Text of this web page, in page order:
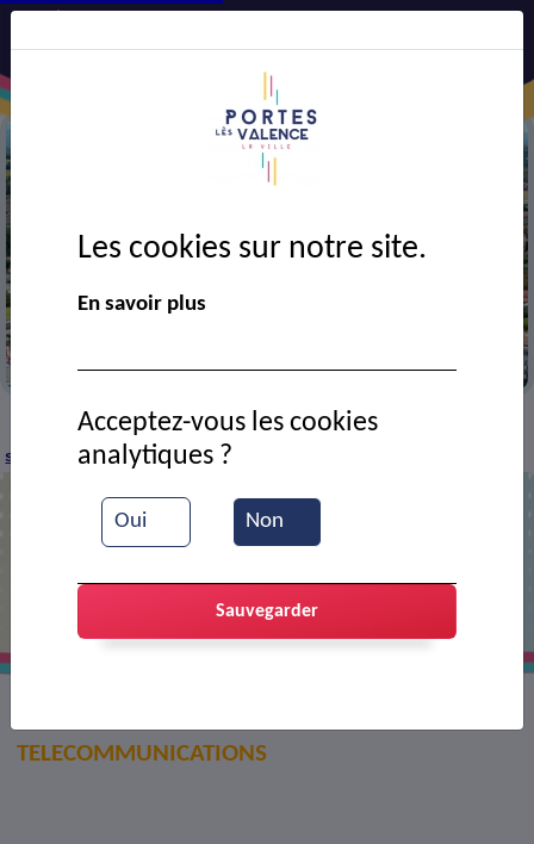
> CADRE DE VIE > Economie >Commerces et
services
>CONSTRUCTEL
TELECOMMUNICATIONS
Les cookies sur notre site.
En savoir plus
Oui Non
Acceptez-vous les cookies
analytiques ?
Sauvegarder